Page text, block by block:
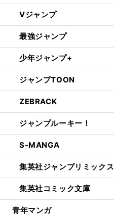
Vジャンプ
最強ジャンプ
少年ジャンプ+
ジャンプTOON
ZEBRACK
ジャンプルーキー！
S-MANGA
集英社ジャンプリミックス
集英社コミック文庫
青年マンガ